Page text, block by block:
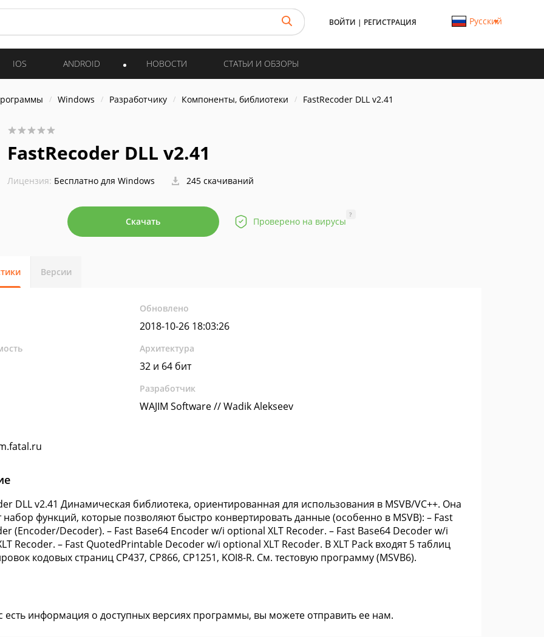
ВОЙТИ | РЕГИСТРАЦИЯ Русский
IOS ANDROID НОВОСТИ СТАТЬИ И ОБЗОРЫ
Windows Разработчику Компоненты, библиотеки FastRecoder DLL v2.41
FastRecoder DLL v2.41
Лицензия: Бесплатно для Windows 245 скачиваний
Скачать Проверено на вирусы
?
Версии
Обновлено
2018-10-26 18:03:26
Архитектура
32 и 64 бит
Разработчик
WAJIM Software // Wadik Alekseev
DLL v2.41 Динамическая библиотека, ориентированная для использования в MSVB/VC++. Она
набор функций, которые позволяют быстро конвертировать данные (особенно в MSVB): – Fast
(Encoder/Decoder). – Fast Base64 Encoder w/i optional XLT Recoder. – Fast Base64 Decoder w/i
Recoder. – Fast QuotedPrintable Decoder w/i optional XLT Recoder. В XLT Pack входят 5 таблиц
кодовых страниц CP437, CP866, CP1251, KOI8-R. См. тестовую программу (MSVB6).
есть информация о доступных версиях программы, вы можете отправить ее нам.